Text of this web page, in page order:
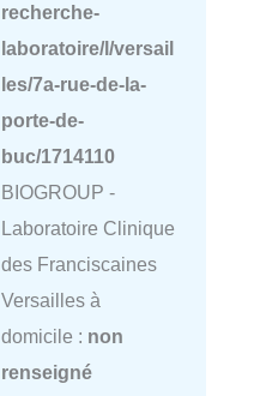
recherche-
laboratoire/l/versail
les/7a-rue-de-la-
porte-de-
buc/1714110
BIOGROUP -
Laboratoire Clinique
des Franciscaines
Versailles à
domicile : non
renseigné